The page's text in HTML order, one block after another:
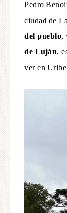
Pedro
ciudad de
del pueblo,
de Luján,
ver en